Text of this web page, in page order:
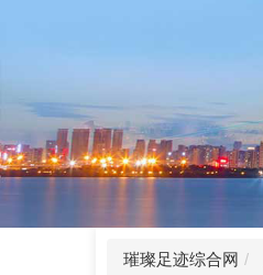
璀璨足迹综合网